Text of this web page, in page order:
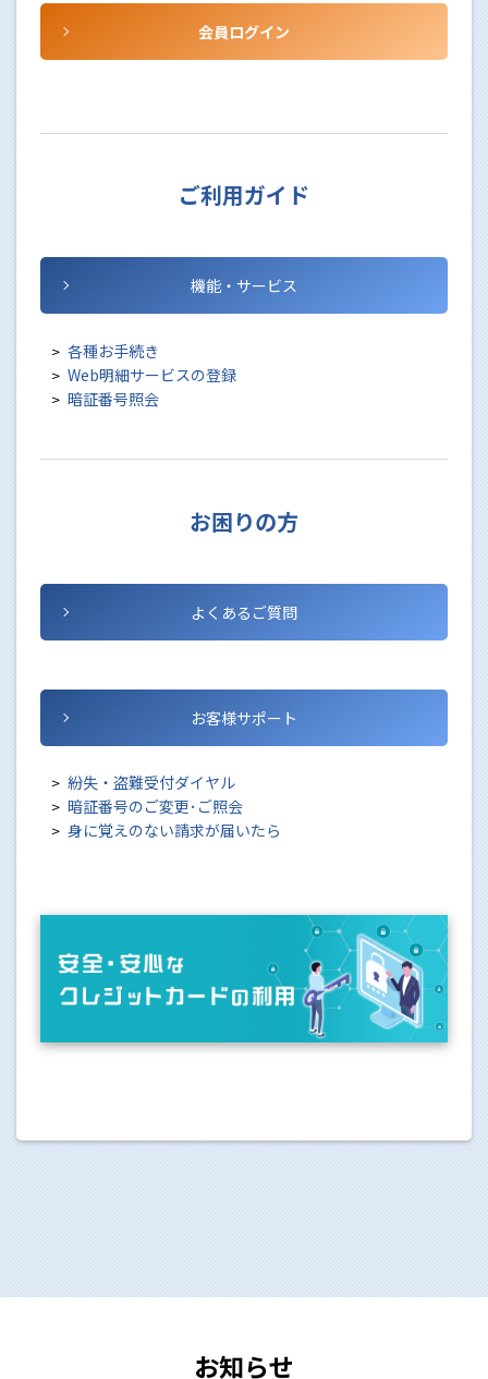
会員ログイン
ご利用ガイド
機能・サービス
各種お手続き
Web明細サービスの登録
暗証番号照会
お困りの方
よくあるご質問
お客様サポート
紛失・盗難受付ダイヤル
暗証番号のご変更･ご照会
身に覚えのない請求が届いたら
お知らせ